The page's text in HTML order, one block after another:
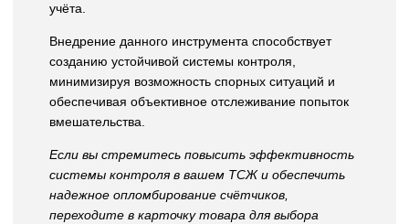
учёта.
Внедрение данного инструмента способствует
созданию устойчивой системы контроля,
минимизируя возможность спорных ситуаций и
обеспечивая объективное отслеживание попыток
вмешательства.
Если вы стремитесь повысить эффективность
системы контроля в вашем ТСЖ и обеспечить
надежное опломбирование счётчиков,
переходите в карточку товара для выбора